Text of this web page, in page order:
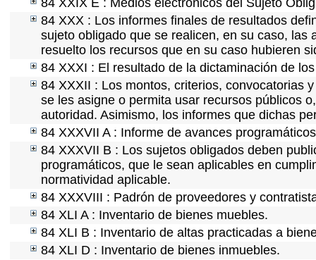
84 XXIX E : Medios electrónicos del Sujeto
84 XXX : Los informes finales de resultados
sujeto obligado que se realicen, en su caso,
resuelto los recursos que en su caso hubieren
84 XXXI : El resultado de la dictaminación de
84 XXXII : Los montos, criterios, convocatorias
se les asigne o permita usar recursos públicos
autoridad. Asimismo, los informes que dichas
84 XXXVII A : Informe de avances
84 XXXVII B : Los sujetos obligados deben
programáticos, que le sean aplicables en
normatividad aplicable.
84 XXXVIII : Padrón de proveedores y
84 XLI A : Inventario de bienes muebles.
84 XLI B : Inventario de altas practicadas a
84 XLI D : Inventario de bienes inmuebles.